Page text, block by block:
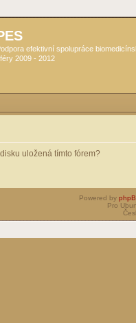
efektivní spolupráce
2009 - 2012
uložená tímto fórem?
Powered by
Pro